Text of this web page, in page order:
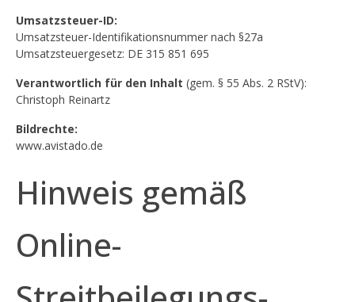
Umsatzsteuer-ID:
Umsatzsteuer-Identifikationsnummer nach §27a
Umsatzsteuergesetz: DE 315 851 695
Verantwortlich für den Inhalt (gem. § 55 Abs. 2 RStV):
Christoph Reinartz
Bildrechte:
www.avistado.de
Hinweis gemäß
Online-